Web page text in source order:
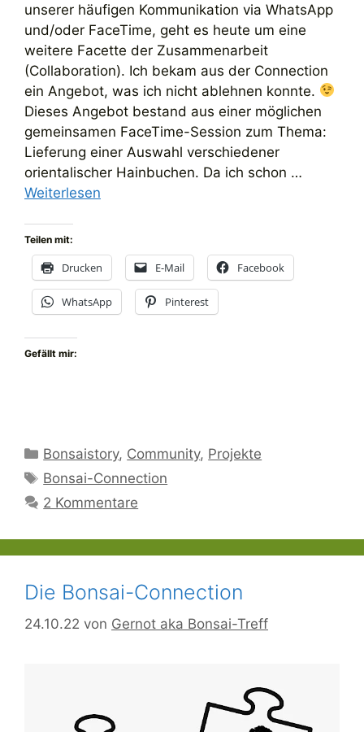
unserer häufigen Kommunikation via WhatsApp
und/oder FaceTime, geht es heute um eine
weitere Facette der Zusammenarbeit
(Collaboration). Ich bekam aus der Connection
ein Angebot, was ich nicht ablehnen konnte.
Dieses Angebot bestand aus einer möglichen
gemeinsamen FaceTime-Session zum Thema:
Lieferung einer Auswahl verschiedener
orientalischer Hainbuchen. Da ich schon …
Weiterlesen
Teilen mit:
Drucken E-Mail Facebook
WhatsApp Pinterest
Gefällt mir:
Kategorien
Bonsaistory, Community, Projekte
Schlagwörter
Bonsai-Connection
2 Kommentare
Die Bonsai-Connection
24.10.22 von Gernot aka Bonsai-Treff